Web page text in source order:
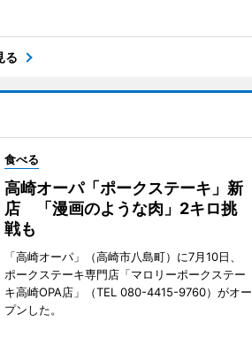
る
食べる
高崎オーパ「ポークステーキ」新
店 「漫画のような肉」2キロ挑
戦も
「高崎オーパ」（高崎市八島町）に7月10日、
ポークステーキ専門店「マロリーポークステー
キ高崎OPA店」（TEL 080-4415-9760）がオー
プンした。